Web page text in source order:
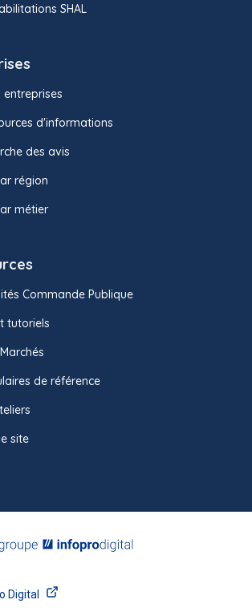
SHAL
entreprises
d'informations
des avis
région
métier
Commande Publique
tutoriels
de référence
site